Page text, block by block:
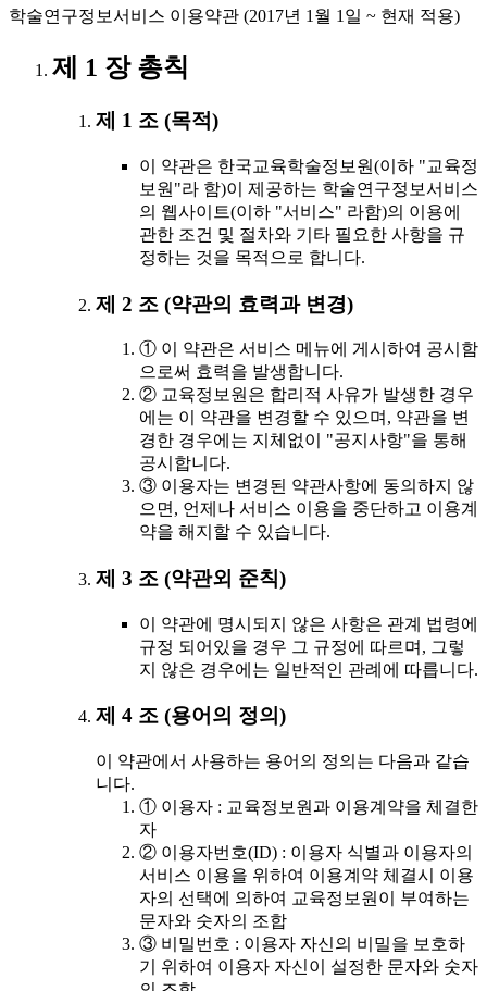
학술연구정보서비스 이용약관 (2017년 1월 1일 ~ 현재 적용)
제 1 장 총칙
제 1 조 (목적)
이 약관은 한국교육학술정보원(이하 "교육정
보원"라 함)이 제공하는 학술연구정보서비스
의 웹사이트(이하 "서비스" 라함)의 이용에
관한 조건 및 절차와 기타 필요한 사항을 규
정하는 것을 목적으로 합니다.
제 2 조 (약관의 효력과 변경)
① 이 약관은 서비스 메뉴에 게시하여 공시함
으로써 효력을 발생합니다.
② 교육정보원은 합리적 사유가 발생한 경우
에는 이 약관을 변경할 수 있으며, 약관을 변
경한 경우에는 지체없이 "공지사항"을 통해
공시합니다.
③ 이용자는 변경된 약관사항에 동의하지 않
으면, 언제나 서비스 이용을 중단하고 이용계
약을 해지할 수 있습니다.
제 3 조 (약관외 준칙)
이 약관에 명시되지 않은 사항은 관계 법령에
규정 되어있을 경우 그 규정에 따르며, 그렇
지 않은 경우에는 일반적인 관례에 따릅니다.
제 4 조 (용어의 정의)
이 약관에서 사용하는 용어의 정의는 다음과 같습
니다.
① 이용자 : 교육정보원과 이용계약을 체결한
자
② 이용자번호(ID) : 이용자 식별과 이용자의
서비스 이용을 위하여 이용계약 체결시 이용
자의 선택에 의하여 교육정보원이 부여하는
문자와 숫자의 조합
③ 비밀번호 : 이용자 자신의 비밀을 보호하
기 위하여 이용자 자신이 설정한 문자와 숫자